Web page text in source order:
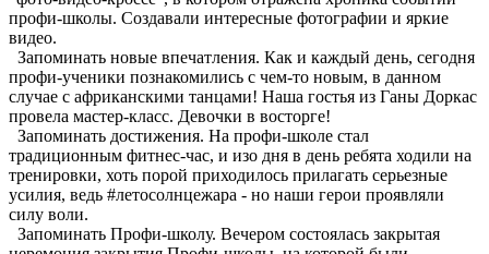
профи-школы. Создавали интересные фотографии и яркие
видео.
Запоминать новые впечатления. Как и каждый день, сегодня
профи-ученики познакомились с чем-то новым, в данном
случае с африканскими танцами! Наша гостья из Ганы Доркас
провела мастер-класс. Девочки в восторге!
Запоминать достижения. На профи-школе стал
традиционным фитнес-час, и изо дня в день ребята ходили на
тренировки, хоть порой приходилось прилагать серьезные
усилия, ведь #летосолнцежара - но наши герои проявляли
силу воли.
Запоминать Профи-школу. Вечером состоялась закрытая